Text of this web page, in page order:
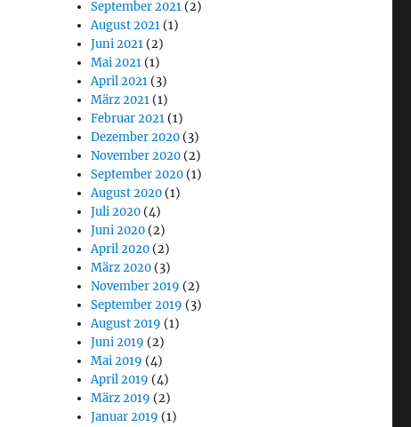
September 2021 (2)
August 2021 (1)
Juni 2021 (2)
Mai 2021 (1)
April 2021 (3)
März 2021 (1)
Februar 2021 (1)
Dezember 2020 (3)
November 2020 (2)
September 2020 (1)
August 2020 (1)
Juli 2020 (4)
Juni 2020 (2)
April 2020 (2)
März 2020 (3)
November 2019 (2)
September 2019 (3)
August 2019 (1)
Juni 2019 (2)
Mai 2019 (4)
April 2019 (4)
März 2019 (2)
Januar 2019 (1)